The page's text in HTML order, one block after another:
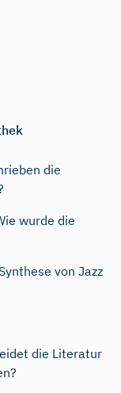
die
wurde die
von Jazz
die Literatur